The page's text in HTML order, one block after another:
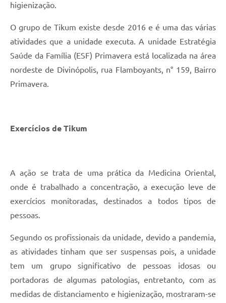
higienização.
O grupo de Tikum existe desde 2016 e é uma das várias
atividades que a unidade executa. A unidade Estratégia
Saúde da Família (ESF) Primavera está localizada na área
nordeste de Divinópolis, rua Flamboyants, n° 159, Bairro
Primavera.
Exercícios de Tikum
A ação se trata de uma prática da Medicina Oriental,
onde é trabalhado a concentração, a execução leve de
exercícios monitoradas, destinados a todos tipos de
pessoas.
Segundo os profissionais da unidade, devido a pandemia,
as atividades tinham que ser suspensas pois, a unidade
tem um grupo significativo de pessoas idosas ou
portadoras de algumas patologias, entretanto, com as
medidas de distanciamento e higienização, mostraram-se